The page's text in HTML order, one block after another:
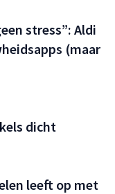
stress”: Aldi
(maar
dicht
leeft op met